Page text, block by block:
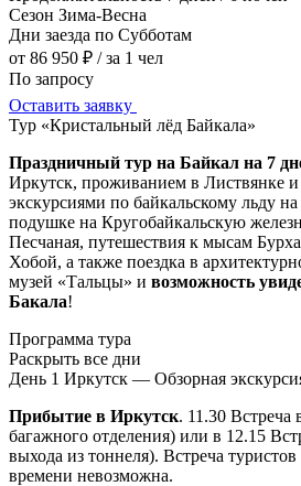
Сезон Зима-Весна
Дни заезда по Субботам
от 86 950 ₽ / за 1 чел
По запросу
Оставить заявку
Тур «Кристальный лёд Байкала»
Праздничный тур на Байкал на 7
Иркутск, проживанием в Листвянке и
экскурсиями по байкальскому льду
подушке на Кругобайкальскую
Песчаная, путешествия к мысам
Хобой, а также поездка в
музей «Тальцы» и возможность
Бакала!
Программа тура
Раскрыть все дни
День 1 Иркутск — Обзорная
Прибытие в Иркутск. 11.30 Встреча
багажного отделения) или в 12.15
выхода из тоннеля). Встреча
времени невозможна.